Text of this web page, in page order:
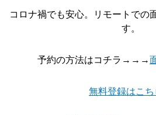
コロナ禍でも安心。リモートでの
す。
予約の方法はコチラ→→→
無料登録はこち